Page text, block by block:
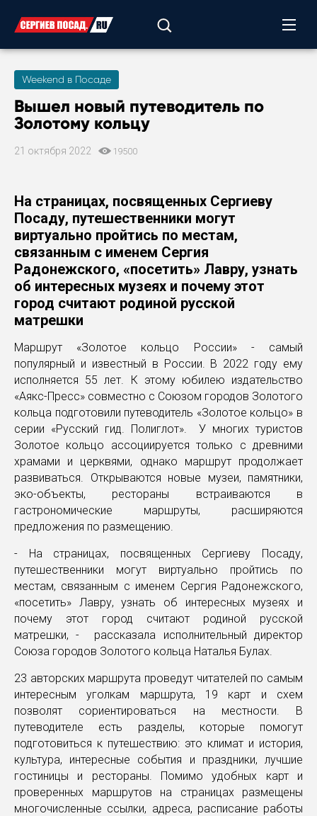
Weekend в Посаде
Вышел новый путеводитель по
Золотому кольцу
21 октября 2022 19500
На страницах, посвященных Сергиеву
Посаду, путешественники могут
виртуально пройтись по местам,
связанным с именем Сергия
Радонежского, «посетить» Лавру, узнать
об интересных музеях и почему этот
город считают родиной русской
матрешки
Маршрут «Золотое кольцо России» - самый
популярный и известный в России. В 2022 году ему
исполняется 55 лет. К этому юбилею издательство
«Аякс-Пресс» совместно с Союзом городов Золотого
кольца подготовили путеводитель «Золотое кольцо» в
серии «Русский гид. Полиглот». У многих туристов
Золотое кольцо ассоциируется только с древними
храмами и церквями, однако маршрут продолжает
развиваться. Открываются новые музеи, памятники,
эко-объекты, рестораны встраиваются в
гастрономические маршруты, расширяются
предложения по размещению.
- На страницах, посвященных Сергиеву Посаду,
путешественники могут виртуально пройтись по
местам, связанным с именем Сергия Радонежского,
«посетить» Лавру, узнать об интересных музеях и
почему этот город считают родиной русской
матрешки, - рассказала исполнительный директор
Союза городов Золотого кольца Наталья Булах.
23 авторских маршрута проведут читателей по самым
интересным уголкам маршрута, 19 карт и схем
позволят сориентироваться на местности. В
путеводителе есть разделы, которые помогут
подготовиться к путешествию: это климат и история,
культура, интересные события и праздники, лучшие
гостиницы и рестораны. Помимо удобных карт и
проверенных маршрутов на страницах размещены
многочисленные ссылки, адреса, расписание работы